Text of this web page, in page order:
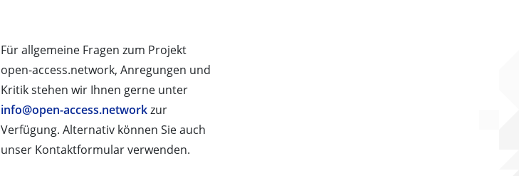
Für allgemeine Fragen zum Projekt
open-access.network, Anregungen und
Kritik stehen wir Ihnen gerne unter
info@open-access.networkzur
Verfügung. Alternativ können Sie auch
unser Kontaktformular verwenden.